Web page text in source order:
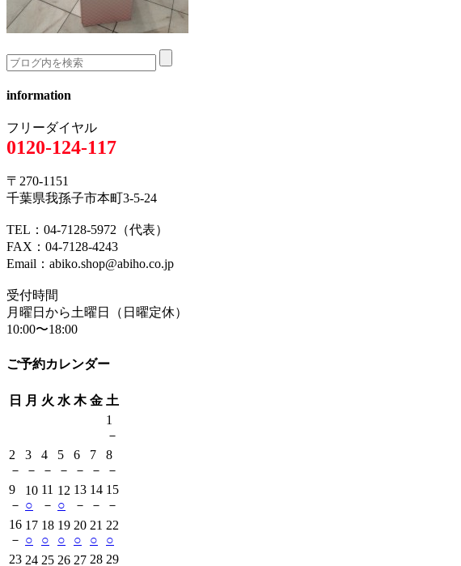
information
フリーダイヤル
0120-124-117
〒270-1151
千葉県我孫子市本町3-5-24
TEL：04-7128-5972（代表）
FAX：04-7128-4243
Email：abiko.shop@abiho.co.jp
受付時間
月曜日から土曜日（日曜定休）
10:00〜18:00
ご予約カレンダー
日 月 火 水 木 金 土
1
－
2
－
3
－
4
－
5
－
6
－
7
－
8
－
9
－
10
○
11
－
12
○
13
－
14
－
15
－
16
－
17
○
18
○
19
○
20
○
21
○
22
○
23 24 25 26 27 28 29